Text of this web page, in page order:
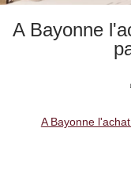
A Bayonne
A Bayonne